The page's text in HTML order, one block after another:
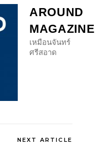
AROUND
MAGAZINE
เหมือนจันทร์
ศรีสอาด
NEXT ARTICLE